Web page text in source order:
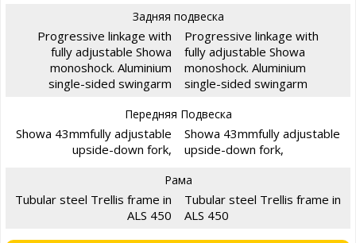
Задняя подвеска
Progressive linkage with
fully adjustable Showa
monoshock. Aluminium
single-sided swingarm
Progressive linkage with
fully adjustable Showa
monoshock. Aluminium
single-sided swingarm
Передняя Подвеска
Showa 43mmfully adjustable
upside-down fork,
Showa 43mmfully adjustable
upside-down fork,
Рама
Tubular steel Trellis frame in
ALS 450
Tubular steel Trellis frame in
ALS 450